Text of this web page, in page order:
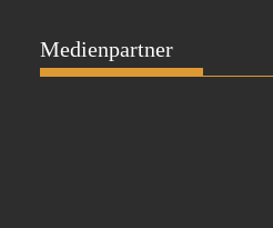
Medienpartner